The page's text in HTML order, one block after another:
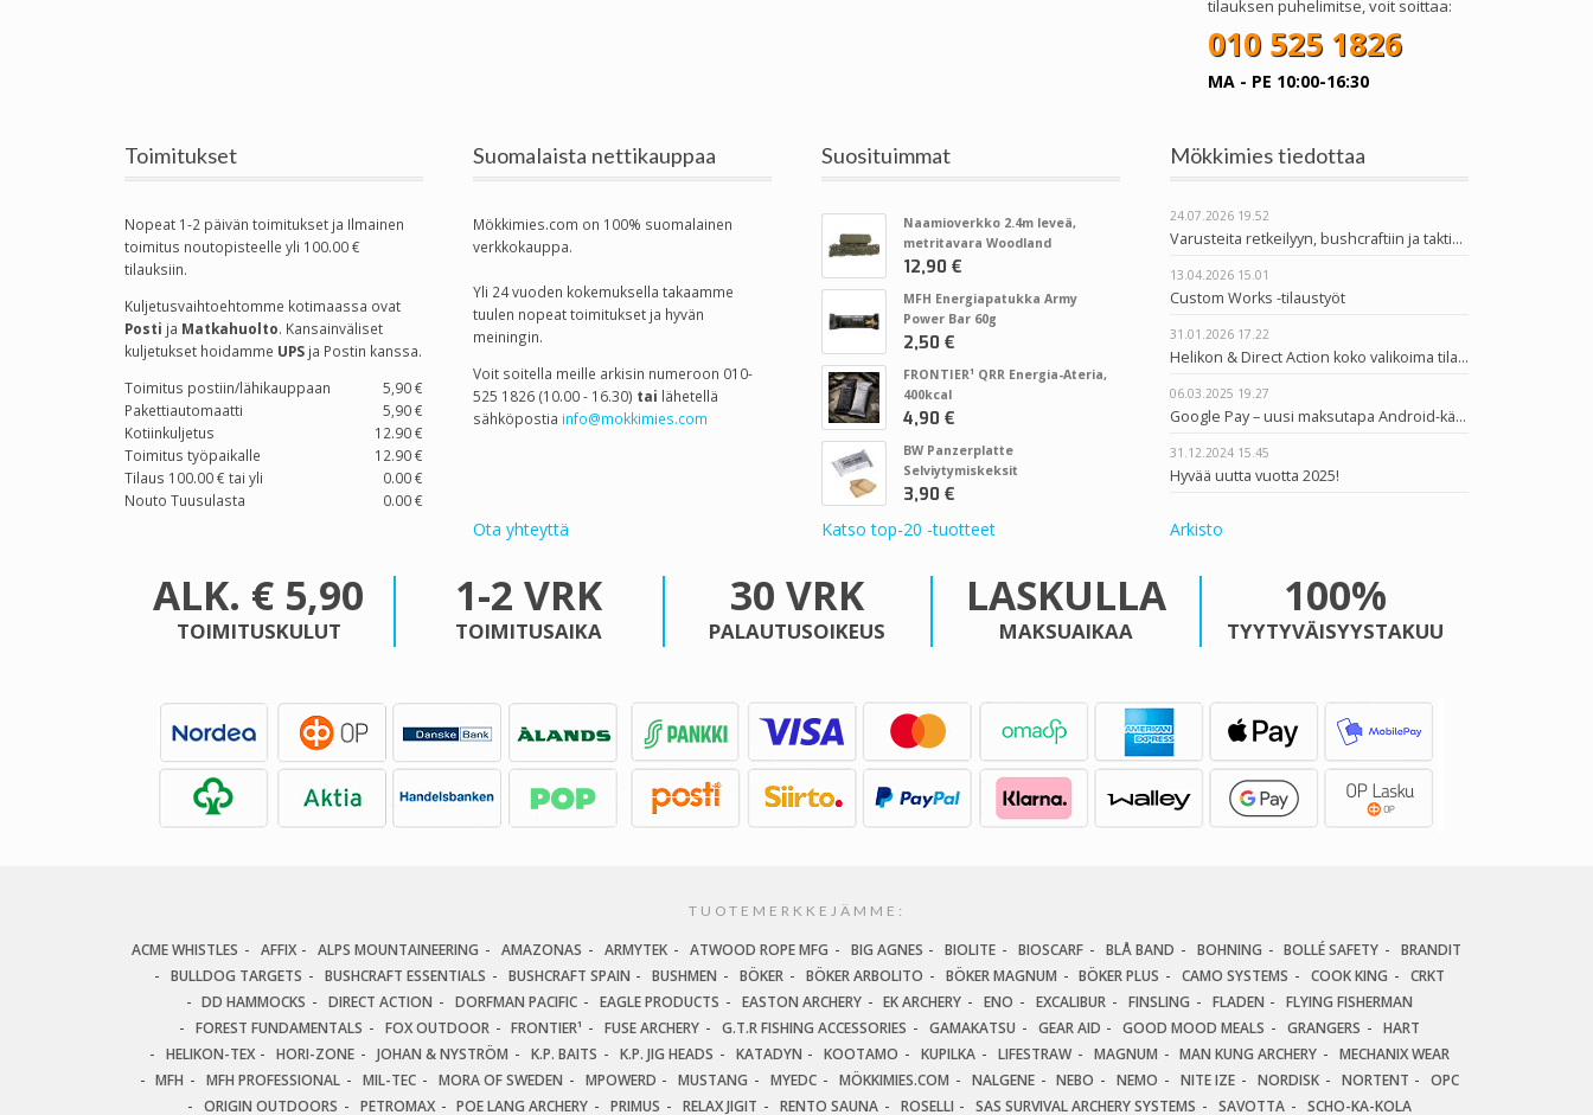
tilauksen puhelimitse, voit soittaa:
010 525 1826
MA - PE 10:00-16:30
Toimitukset
Nopeat 1-2 päivän toimitukset ja Ilmainen
toimitus noutopisteelle yli 100.00 €
tilauksiin.
Kuljetusvaihtoehtomme kotimaassa ovat
Posti ja Matkahuolto. Kansainväliset
kuljetukset hoidamme UPS ja Postin kanssa.
Toimitus postiin/lähikauppaan
5,90 €
Pakettiautomaatti
5,90 €
Kotiinkuljetus
12.90 €
Toimitus työpaikalle
12.90 €
Tilaus 100.00 € tai yli
0.00 €
Nouto Tuusulasta
0.00 €
Suomalaista nettikauppaa
Mökkimies.com on 100% suomalainen
verkkokauppa.
Yli 24 vuoden kokemuksella takaamme
tuulen nopeat toimitukset ja hyvän
meiningin.
Voit soitella meille arkisin numeroon 010-
525 1826 (10.00 - 16.30) tai lähetellä
sähköpostia info@mokkimies.com
Ota yhteyttä
Suosituimmat
Naamioverkko 2.4m leveä,
metritavara Woodland
12,90 €
MFH Energiapatukka Army
Power Bar 60g
2,50 €
FRONTIER¹ QRR Energia-Ateria,
400kcal
4,90 €
BW Panzerplatte
Selviytymiskeksit
3,90 €
Katso top-20 -tuotteet
Mökkimies tiedottaa
24.07.2026 19.52
Varusteita retkeilyyn, bushcraftiin ja taktiseen käyttöön
13.04.2026 15.01
Custom Works -tilaustyöt
31.01.2026 17.22
Helikon & Direct Action koko valikoima tilattavissa
06.03.2025 19.27
Google Pay – uusi maksutapa Android-käyttäjille
31.12.2024 15.45
Hyvää uutta vuotta 2025!
Arkisto
ALK. € 5,90
TOIMITUSKULUT
1-2 VRK
TOIMITUSAIKA
30 VRK
PALAUTUSOIKEUS
LASKULLA
MAKSUAIKAA
100%
TYYTYVÄISYYSTAKUU
TUOTEMERKKEJÄMME:
ACME WHISTLES AFFIX ALPS MOUNTAINEERING AMAZONAS ARMYTEK ATWOOD ROPE MFG BIG AGNES BIOLITE BIOSCARF BLÅ BAND BOHNING BOLLÉ SAFETY
BRANDIT
BULLDOG TARGETS
BUSHCRAFT ESSENTIALS BUSHCRAFT SPAIN BUSHMEN BÖKER BÖKER ARBOLITO BÖKER MAGNUM BÖKER PLUS CAMO SYSTEMS COOK KING
CRKT
DD HAMMOCKS
DIRECT ACTION DORFMAN PACIFIC EAGLE PRODUCTS EASTON ARCHERY EK ARCHERY ENO EXCALIBUR FINSLING FLADEN
FLYING FISHERMAN
FOREST FUNDAMENTALS
FOX OUTDOOR FRONTIER¹ FUSE ARCHERY G.T.R FISHING ACCESSORIES GAMAKATSU GEAR AID GOOD MOOD MEALS GRANGERS
HART
HELIKON-TEX
HORI-ZONE JOHAN & NYSTRÖM K.P. BAITS K.P. JIG HEADS KATADYN KOOTAMO KUPILKA LIFESTRAW MAGNUM MAN KUNG ARCHERY
MECHANIX WEAR
MFH
MFH PROFESSIONAL MIL-TEC MORA OF SWEDEN MPOWERD MUSTANG MYEDC MÖKKIMIES.COM NALGENE NEBO NEMO NITE IZE NORDISK NORTENT
OPC
ORIGIN OUTDOORS
PETROMAX POE LANG ARCHERY PRIMUS RELAX JIGIT RENTO SAUNA ROSELLI SAS SURVIVAL ARCHERY SYSTEMS SAVOTTA SCHO-KA-KOLA